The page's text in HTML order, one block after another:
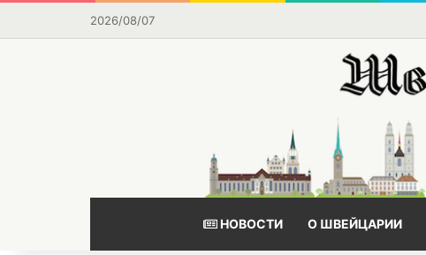
2026/08/07
НОВОСТИ О ШВЕЙЦАРИИ